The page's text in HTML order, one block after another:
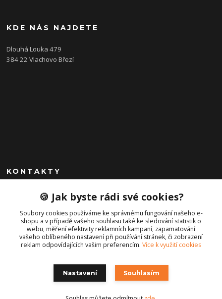
KDE NÁS NAJDETE
Dlouhá Louka 479
384 22 Vlachovo Březí
KONTAKTY
+420 792 757 523
obchod@cajkservis.cz
🍪 Jak byste rádi své cookies?
Soubory cookies používáme ke správnému fungování našeho e-
shopu a v případě vašeho souhlasu také ke sledování statistik o
webu, měření efektivity reklamních kampaní, zapamatování
vašeho oblíbeného nastavení při používání stránek, či zobrazení
reklam odpovídajících vašim preferencím. Více k využití cookies
Nastavení Souhlasím